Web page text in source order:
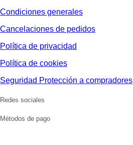
Condiciones generales
Cancelaciones de pedidos
Política de privacidad
Política de cookies
Seguridad Protección a compradores
Redes sociales
Métodos de pago